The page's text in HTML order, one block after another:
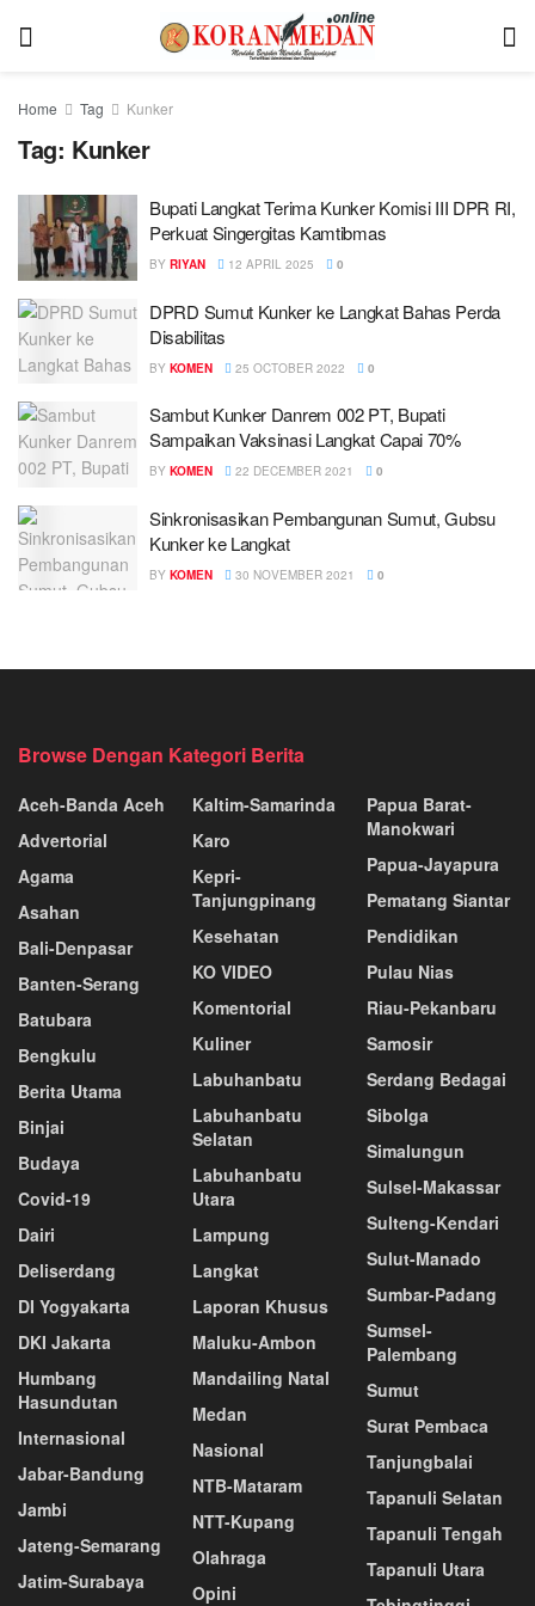
Home Tag Kunker
Tag: Kunker
Bupati Langkat Terima Kunker Komisi III DPR RI,
Perkuat Singergitas Kamtibmas
BY RIYAN 12 APRIL 2025 0
DPRD Sumut Kunker ke Langkat Bahas Perda
Disabilitas
BY KOMEN 25 OCTOBER 2022 0
Sambut Kunker Danrem 002 PT, Bupati
Sampaikan Vaksinasi Langkat Capai 70%
BY KOMEN 22 DECEMBER 2021 0
Sinkronisasikan Pembangunan Sumut, Gubsu
Kunker ke Langkat
BY KOMEN 30 NOVEMBER 2021 0
Browse Dengan Kategori Berita
Aceh-Banda Aceh
Advertorial
Agama
Asahan
Bali-Denpasar
Banten-Serang
Batubara
Bengkulu
Berita Utama
Binjai
Budaya
Covid-19
Dairi
Deliserdang
DI Yogyakarta
DKI Jakarta
Humbang
Hasundutan
Internasional
Jabar-Bandung
Jambi
Jateng-Semarang
Jatim-Surabaya
Kaltim-Samarinda
Karo
Kepri-
Tanjungpinang
Kesehatan
KO VIDEO
Komentorial
Kuliner
Labuhanbatu
Labuhanbatu
Selatan
Labuhanbatu
Utara
Lampung
Langkat
Laporan Khusus
Maluku-Ambon
Mandailing Natal
Medan
Nasional
NTB-Mataram
NTT-Kupang
Olahraga
Opini
Papua Barat-
Manokwari
Papua-Jayapura
Pematang Siantar
Pendidikan
Pulau Nias
Riau-Pekanbaru
Samosir
Serdang Bedagai
Sibolga
Simalungun
Sulsel-Makassar
Sulteng-Kendari
Sulut-Manado
Sumbar-Padang
Sumsel-
Palembang
Sumut
Surat Pembaca
Tanjungbalai
Tapanuli Selatan
Tapanuli Tengah
Tapanuli Utara